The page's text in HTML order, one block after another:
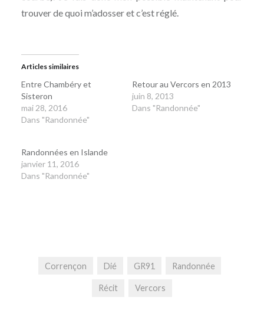
trouver de quoi m’adosser et c’est réglé.
Articles similaires
Entre Chambéry et
Sisteron
mai 28, 2016
Dans "Randonnée"
Retour au Vercors en 2013
juin 8, 2013
Dans "Randonnée"
Randonnées en Islande
janvier 11, 2016
Dans "Randonnée"
Corrençon Dié GR91 Randonnée
Récit Vercors